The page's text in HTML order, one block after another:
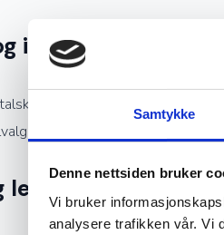
Samtykke
Denne nettsiden bruker
Vi bruker
analysere trafikken vår. Vi
investering
tepper er ettertraktede
og knutetetthet spiller en
levetid